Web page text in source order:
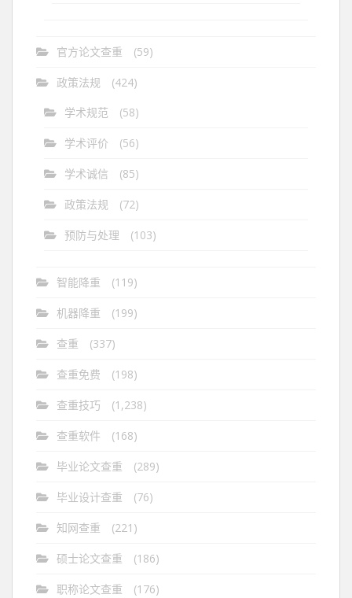
官方论文查重 (59)
政策法规
(424)
学术规范
(58)
学术评价 (56)
学术诚信 (85)
政策法规 (72)
预防与处理 (103)
智能降重 (119)
机器降重 (199)
查重 (337)
查重免费 (198)
查重技巧 (1,238)
查重软件 (168)
毕业论文查重 (289)
毕业设计查重 (76)
知网查重 (221)
硕士论文查重 (186)
职称论文查重 (176)